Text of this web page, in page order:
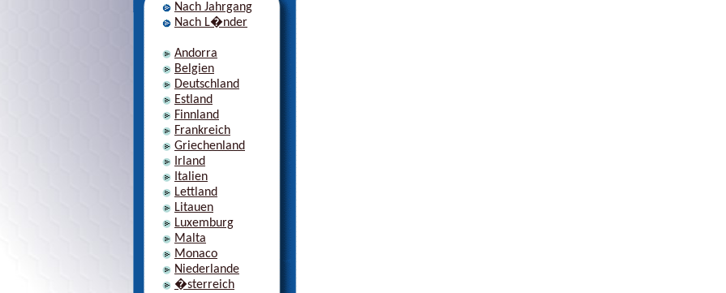
Nach Jahrgang
Nach L�nder
Andorra
Belgien
Deutschland
Estland
Finnland
Frankreich
Griechenland
Irland
Italien
Lettland
Litauen
Luxemburg
Malta
Monaco
Niederlande
�sterreich